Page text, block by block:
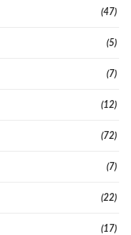
(47)
(5)
(7)
(12)
(72)
(7)
(22)
(17)